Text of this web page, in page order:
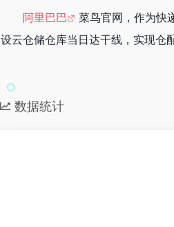
阿里巴巴 菜鸟官网，作为快
设云仓储仓库当日达干线，实现仓
数据统计